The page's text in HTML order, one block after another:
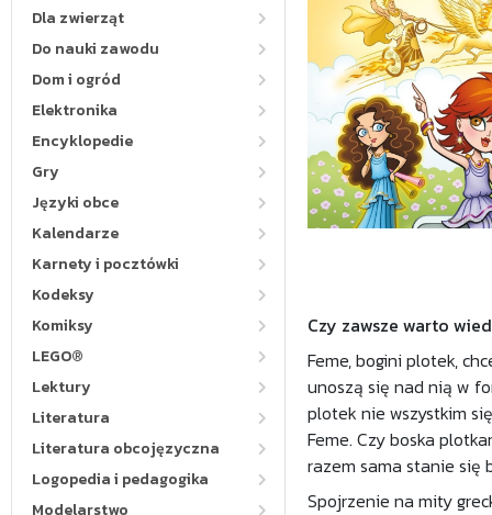
Dla zwierząt
Do nauki zawodu
Dom i ogród
Elektronika
Encyklopedie
Gry
Języki obce
Kalendarze
Karnety i pocztówki
Kodeksy
Komiksy
LEGO®
Lektury
Literatura
Literatura obcojęzyczna
Logopedia i pedagogika
Modelarstwo
Czy zawsze warto
Feme, bogini plotek,
unoszą się nad nią w
plotek nie wszystkim
Feme. Czy boska
razem sama stanie się
Spojrzenie na mity